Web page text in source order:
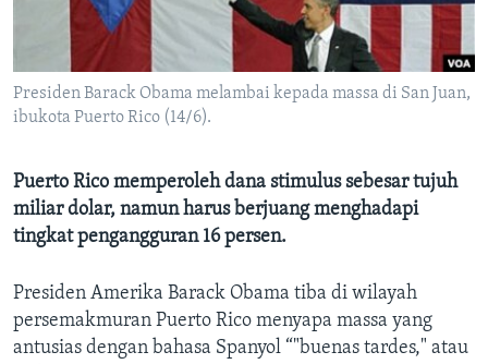
Presiden Barack Obama melambai kepada massa di San Juan,
ibukota Puerto Rico (14/6).
Puerto Rico memperoleh dana stimulus sebesar tujuh
miliar dolar, namun harus berjuang menghadapi
tingkat pengangguran 16 persen.
Presiden Amerika Barack Obama tiba di wilayah
persemakmuran Puerto Rico menyapa massa yang
antusias dengan bahasa Spanyol “"buenas tardes," atau